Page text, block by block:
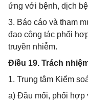
ứng với bệnh, dịch
3. Báo cáo và tham
đạo công tác phối
truyền nhiễm.
Điều 19. Trách
1. Trung tâm Kiểm
a) Đầu mối, phối hợp